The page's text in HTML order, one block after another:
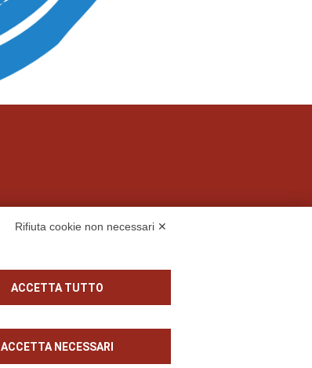
Rifiuta cookie non necessari ✕
ACCETTA TUTTO
ACCETTA NECESSARI